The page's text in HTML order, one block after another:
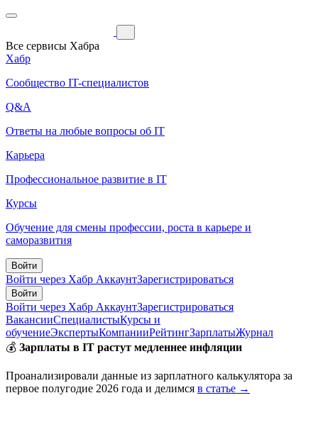
Все сервисы Хабра
Хабр
Сообщество IT-специалистов
Q&A
Ответы на любые вопросы об IT
Карьера
Профессиональное развитие в IT
Курсы
Обучение для смены профессии, роста в карьере и
саморазвития
Войти
Войти через Хабр АккаунтЗарегистрироваться
Войти
Войти через Хабр АккаунтЗарегистрироваться
ВакансииСпециалистыКурсы и
обучениеЭкспертыКомпанииРейтингЗарплатыЖурнал
💰 Зарплаты в IT растут медленнее инфляции
Проанализировали данные из зарплатного калькулятора за
первое полугодие 2026 года и делимся в статье →